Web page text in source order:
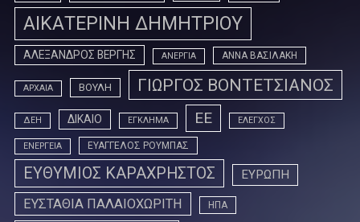
ΑΙΚΑΤΕΡΙΝΗ ΔΗΜΗΤΡΙΟΥ
ΑΛΕΞΑΝΔΡΟΣ ΒΕΡΓΗΣ ΑΝΕΡΓΙΑ ΑΝΝΑ ΒΑΣΙΛΑΚΗ
ΑΡΧΑΙΑ ΒΟΥΛΗ ΓΙΩΡΓΟΣ ΒΟΝΤΕΤΣΙΑΝΟΣ
ΔΕΗ ΔΙΚΑΙΟ ΕΓΚΛΗΜΑ ΕΕ ΕΛΕΓΧΟΣ
ΕΝΕΡΓΕΙΑ ΕΥΑΓΓΕΛΟΣ ΡΟΥΜΠΑΣ
ΕΥΘΥΜΙΟΣ ΚΑΡΑΧΡΗΣΤΟΣ ΕΥΡΩΠΗ
ΕΥΣΤΑΘΙΑ ΠΑΛΑΙΟΧΩΡΙΤΗ ΗΠΑ